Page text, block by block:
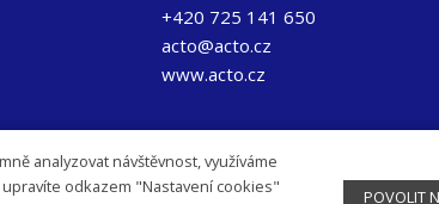
+420 725 141 650
acto@acto.cz
www.acto.cz
cookies Design by
analyzovat návštěvnost, využíváme
odkazem "Nastavení cookies"
POVOLIT